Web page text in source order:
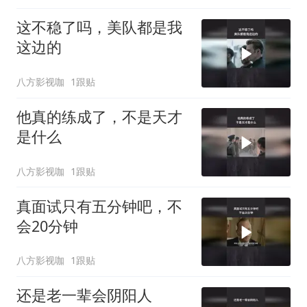
这不稳了吗，美队都是我
这边的
八方影视咖 1跟贴
他真的练成了，不是天才
是什么
八方影视咖 1跟贴
真面试只有五分钟吧，不
会20分钟
八方影视咖 1跟贴
还是老一辈会阴阳人